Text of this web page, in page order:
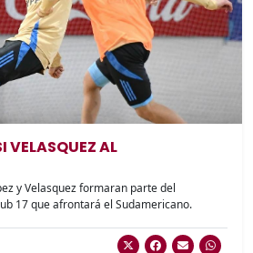
VELASQUEZ AL
y Velasquez formaran parte del
17 que afrontará el Sudamericano.